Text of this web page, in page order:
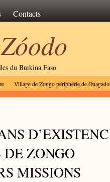
Contacts
du Burkina Faso
Village de Zongo périphérie de
ZONGO
MISSIONS